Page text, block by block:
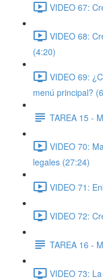
VIDEO 67:
VIDEO 68:
(4:20)
VIDEO 69:
menú principal?
TAREA 15 -
VIDEO 70:
legales (27:24)
VIDEO 71:
VIDEO 72:
TAREA 16 -
VIDEO 73: